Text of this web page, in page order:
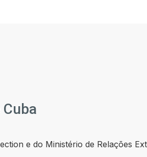
e do Ministério de Relações